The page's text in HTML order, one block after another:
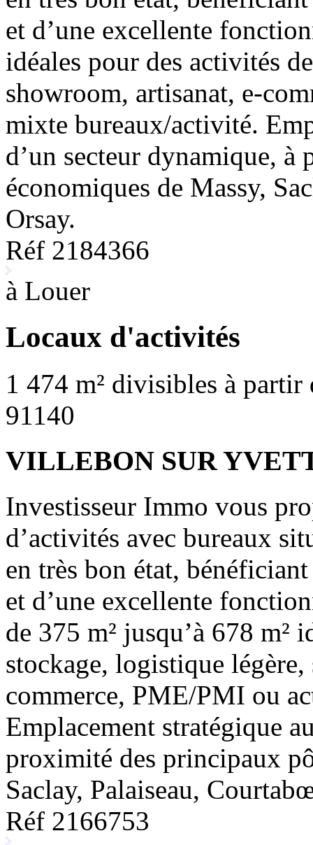
et d’une excellente
idéales pour des activités
showroom, artisanat, e-
mixte bureaux/activité.
d’un secteur dynamique,
économiques de Massy,
Orsay.
Réf 2184366
à Louer
Locaux d'activités
1 474 m² divisibles à partir
91140
VILLEBON SUR
Investisseur Immo vous
d’activités avec bureaux
en très bon état,
et d’une excellente
de 375 m² jusqu’à 678 m²
stockage, logistique
commerce, PME/PMI ou
Emplacement stratégique
proximité des principaux
Saclay, Palaiseau,
Réf 2166753